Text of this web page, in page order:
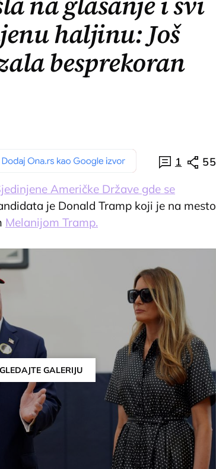
haljinu: Još
besprekoran
1 55
Američke Države gde se
je Donald Tramp koji je na mesto
Melanijom Tramp.
GALERIJU